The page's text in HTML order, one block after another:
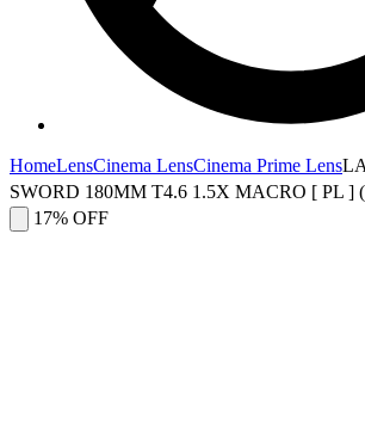
HomeLensCinema LensCinema Prime Lens
SWORD 180MM T4.6 1.5X MACRO [ PL
17% OFF